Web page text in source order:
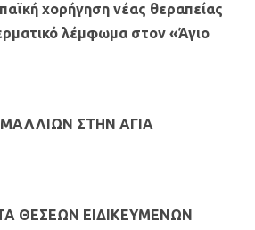
χορήγηση νέας θεραπείας
λέμφωμα στον «Άγιο
ΣΤΗΝ ΑΓΙΑ
ΘΕΣΕΩΝ ΕΙΔΙΚΕΥΜΕΝΩΝ